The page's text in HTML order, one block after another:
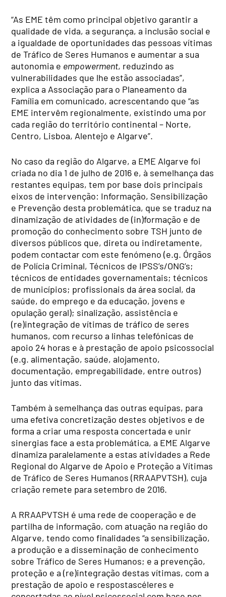
“As EME têm como principal objetivo garantir a
qualidade de vida, a segurança, a inclusão social e
a igualdade de oportunidades das pessoas vítimas
de Tráfico de Seres Humanos e aumentar a sua
autonomia e empowerment, reduzindo as
vulnerabilidades que lhe estão associadas”,
explica a Associação para o Planeamento da
Família em comunicado, acrescentando que “as
EME intervêm regionalmente, existindo uma por
cada região do território continental – Norte,
Centro, Lisboa, Alentejo e Algarve”.
No caso da região do Algarve, a EME Algarve foi
criada no dia 1 de julho de 2016 e, à semelhança das
restantes equipas, tem por base dois principais
eixos de intervenção: Informação, Sensibilização
e Prevenção desta problemática, que se traduz na
dinamização de atividades de (in)formação e de
promoção do conhecimento sobre TSH junto de
diversos públicos que, direta ou indiretamente,
podem contactar com este fenómeno (e.g. Órgãos
de Polícia Criminal, Técnicos de IPSS’s/ONG’s;
técnicos de entidades governamentais; técnicos
de municípios; profissionais da área social, da
saúde, do emprego e da educação, jovens e
opulação geral); sinalização, assistência e
(re)integração de vítimas de tráfico de seres
humanos, com recurso a linhas telefónicas de
apoio 24 horas e à prestação de apoio psicossocial
(e.g. alimentação, saúde, alojamento,
documentação, empregabilidade, entre outros)
junto das vítimas.
Também à semelhança das outras equipas, para
uma efetiva concretização destes objetivos e de
forma a criar uma resposta concertada e unir
sinergias face a esta problemática, a EME Algarve
dinamiza paralelamente a estas atividades a Rede
Regional do Algarve de Apoio e Proteção a Vítimas
de Tráfico de Seres Humanos (RRAAPVTSH), cuja
criação remete para setembro de 2016.
A RRAAPVTSH é uma rede de cooperação e de
partilha de informação, com atuação na região do
Algarve, tendo como finalidades “a sensibilização,
a produção e a disseminação de conhecimento
sobre Tráfico de Seres Humanos; e a prevenção,
proteção e a (re)integração destas vítimas, com a
prestação de apoio e respostascéleres e